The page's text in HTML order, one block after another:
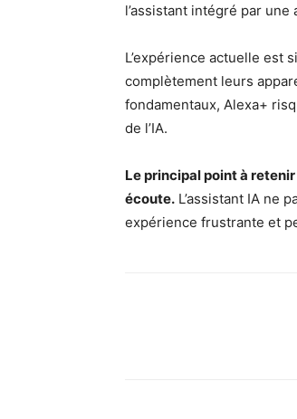
l’assistant intégré par
L’expérience actuelle est
complètement leurs
fondamentaux, Alexa+
de l’IA.
Le principal point à
écoute. L’assistant IA ne
expérience frustrante et